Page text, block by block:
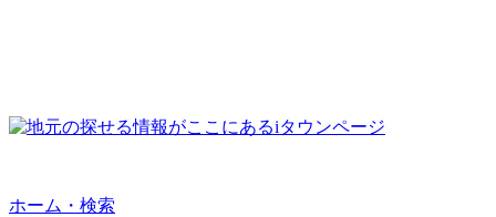
ホーム・検索